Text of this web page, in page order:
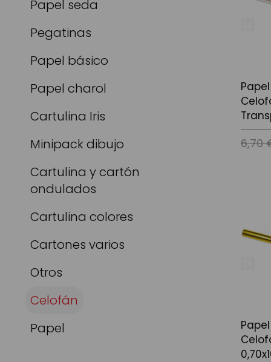
6,70
Papel seda
Pegatinas
Papel básico
Papel charol
Cartulina Iris
Minipack dibujo
Cartulina y cartón
ondulados
Cartulina colores
Cartones varios
Otros
Celofán
Papel